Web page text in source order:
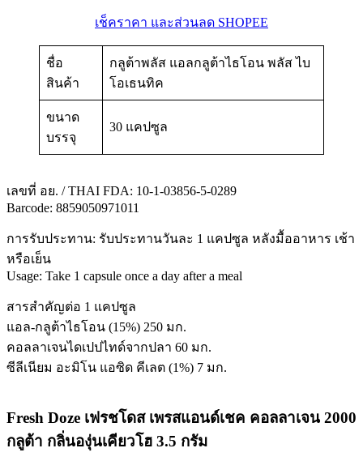
เช็คราคา และส่วนลด SHOPEE
ชื่อ
สินค้า
กลูต้าพลัส แอลกลูต้าไธโอน พลัส ไบ
โอเธนทิค
ขนาด
บรรจุ
30 แคปซูล
เลขที่ อย. / THAI FDA: 10-1-03856-5-0289
Barcode: 8859050971011
การรับประทาน: รับประทานวันละ 1 แคปซูล หลังมื้ออาหาร เช้า
หรือเย็น
Usage: Take 1 capsule once a day after a meal
สารสำคัญต่อ 1 แคปซูล
แอล-กลูต้าไธโอน (15%) 250 มก.
คอลลาเจนไดเปปไทด์จากปลา 60 มก.
ซีลีเนียม อะมิโน แอซิด คีเลต (1%) 7 มก.
Fresh Doze เฟรชโดส เพรสแอนด์เชค คอลลาเจน 2000
กลูต้า กลิ่นองุ่นเคียวโฮ 3.5 กรัม